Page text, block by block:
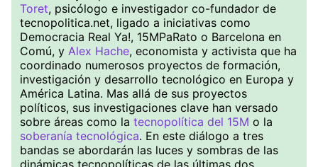
Toret, psicólogo e investigador co-fundador de
tecnopolitica.net, ligado a iniciativas como
Democracia Real Ya!, 15MPaRato o Barcelona en
Comú, y Alex Hache, economista y activista que ha
coordinado numerosos proyectos de formación,
investigación y desarrollo tecnológico en Europa y
América Latina. Mas allá de sus proyectos
políticos, sus investigaciones clave han versado
sobre áreas como la tecnopolítica del 15M o la
soberanía tecnológica. En este diálogo a tres
bandas se abordarán las luces y sombras de las
dinámicas tecnopolíticas de las últimas dos